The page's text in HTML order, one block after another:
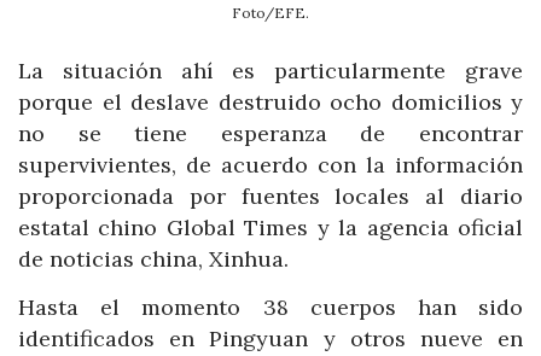
Foto/EFE.
La situación ahí es particularmente grave
porque el deslave destruido ocho domicilios y
no se tiene esperanza de encontrar
supervivientes, de acuerdo con la información
proporcionada por fuentes locales al diario
estatal chino Global Times y la agencia oficial
de noticias china, Xinhua.
Hasta el momento 38 cuerpos han sido
identificados en Pingyuan y otros nueve en